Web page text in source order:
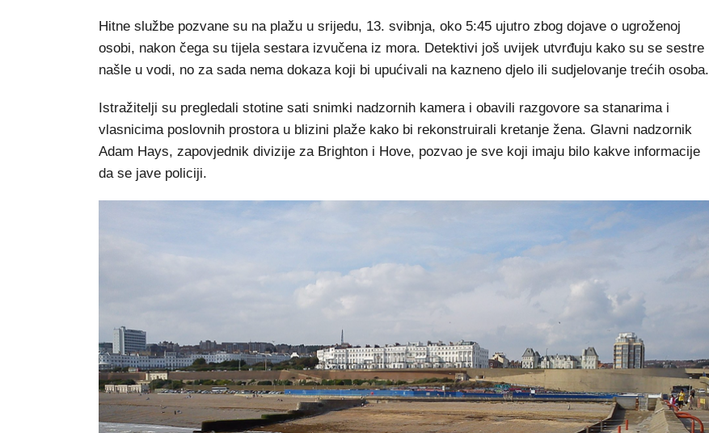
Hitne službe pozvane su na plažu u srijedu, 13. svibnja, oko 5:45 ujutro zbog dojave o ugroženoj
osobi, nakon čega su tijela sestara izvučena iz mora. Detektivi još uvijek utvrđuju kako su se sestre
našle u vodi, no za sada nema dokaza koji bi upućivali na kazneno djelo ili sudjelovanje trećih osoba.
Istražitelji su pregledali stotine sati snimki nadzornih kamera i obavili razgovore sa stanarima i
vlasnicima poslovnih prostora u blizini plaže kako bi rekonstruirali kretanje žena. Glavni nadzornik
Adam Hays, zapovjednik divizije za Brighton i Hove, pozvao je sve koji imaju bilo kakve informacije
da se jave policiji.